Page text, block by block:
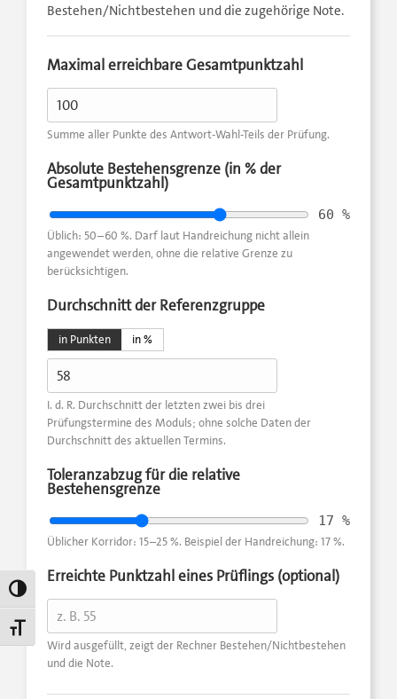
Umschalten auf hohe Kontraste
Schrift vergrößern
Bestehen/Nichtbestehen und die zugehörige Note.
Maximal erreichbare Gesamtpunktzahl
Summe aller Punkte des Antwort-Wahl-Teils der Prüfung.
Absolute Bestehensgrenze (in % der
Gesamtpunktzahl)
60 %
Üblich: 50–60 %. Darf laut Handreichung nicht allein
angewendet werden, ohne die relative Grenze zu
berücksichtigen.
Durchschnitt der Referenzgruppe
in Punkten in %
I. d. R. Durchschnitt der letzten zwei bis drei
Prüfungstermine des Moduls; ohne solche Daten der
Durchschnitt des aktuellen Termins.
Toleranzabzug für die relative
Bestehensgrenze
17 %
Üblicher Korridor: 15–25 %. Beispiel der Handreichung: 17 %.
Erreichte Punktzahl eines Prüflings (optional)
Wird ausgefüllt, zeigt der Rechner Bestehen/Nichtbestehen
und die Note.